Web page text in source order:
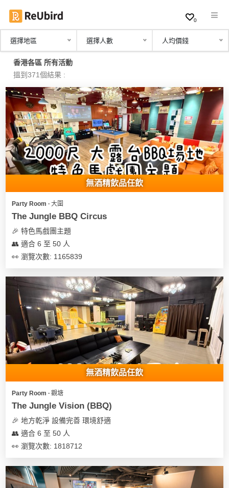
繁
中
EN
登
入
註
冊
服
務
及
產
品
類
Party
Room
到
特
色
蛋
糕
花
束
活
類
型
Party
朋
友
聚
會
慶
動
攻
略
活
動
攻
員
計
0
選擇地區 選擇人數 人均價錢
香港各區 所有活動
搵到371個結果 :
無酒精飲品任飲
Party Room ∙ 大圍
The Jungle BBQ Circus
🎉 特色馬戲團主題
👥 適合 6 至 50 人
👀 瀏覽次數: 1165839
無酒精飲品任飲
Party Room ∙ 觀塘
The Jungle Vision (BBQ)
🎉 地方乾淨 設備完善 環境舒適
👥 適合 6 至 50 人
👀 瀏覽次數: 1818712